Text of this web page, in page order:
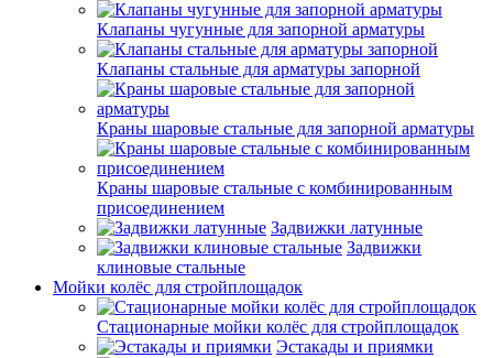
Клапаны чугунные для запорной арматуры
Клапаны стальные для арматуры запорной
Краны шаровые стальные для запорной арматуры
Краны шаровые стальные с комбинированным
присоединением
Задвижки латунные
Задвижки
клиновые стальные
Мойки колёс для стройплощадок
Стационарные мойки колёс для стройплощадок
Эстакады и приямки